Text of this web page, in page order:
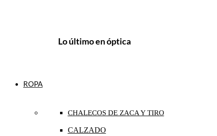
Lo último en óptica
ROPA
CHALECOS DE ZACA Y TIRO
CALZADO